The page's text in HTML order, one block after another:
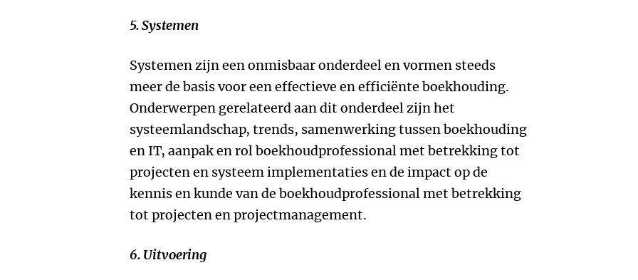
5. Systemen
Systemen zijn een onmisbaar onderdeel en vormen steeds
meer de basis voor een effectieve en efficiënte boekhouding.
Onderwerpen gerelateerd aan dit onderdeel zijn het
systeemlandschap, trends, samenwerking tussen boekhouding
en IT, aanpak en rol boekhoudprofessional met betrekking tot
projecten en systeem implementaties en de impact op de
kennis en kunde van de boekhoudprofessional met betrekking
tot projecten en projectmanagement.
6. Uitvoering